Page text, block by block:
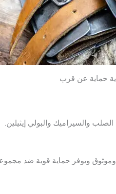
حماية عن قرب
والسيراميك والبولي إيثيلين.
وموثوق ويوفر حماية قوية ضد